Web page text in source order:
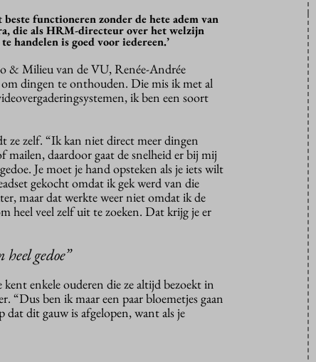
functioneren zonder de hete adem van
die als HRM-directeur over het welzijn
handelen is goed voor iedereen.’
& Milieu van de VU, Renée-Andrée
dingen te onthouden. Die mis ik met al
ik ben een soort
ze zelf. “Ik kan niet direct meer dingen
mailen, daardoor gaat de snelheid er bij mij
Je moet je hand opsteken als je iets wilt
gekocht omdat ik gek werd van die
maar dat werkte weer niet omdat ik de
heel veel zelf uit te zoeken. Dat krijg je er
gedoe”
enkele ouderen die ze altijd bezoekt in
“Dus ben ik maar een paar bloemetjes gaan
dat dit gauw is afgelopen, want als je